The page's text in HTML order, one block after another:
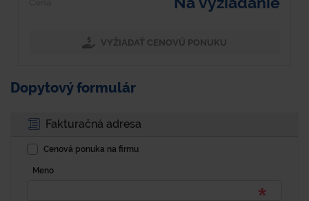
VYŽIADAŤ CENOVÚ PONUKU
Dopytový formulár
Fakturačná adresa
Cenová ponuka na firmu
Meno